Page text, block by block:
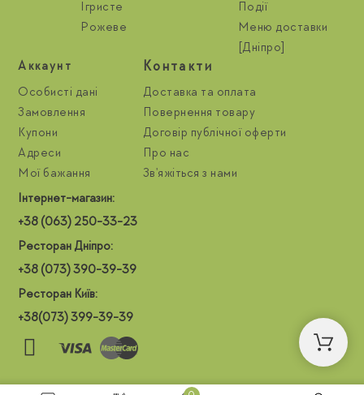
Ігристе
Рожеве
Події
Меню доставки
[Дніпро]
Aккаунт
Особисті дані
Замовлення
Купони
Адреси
Мої бажання
Контакти
Доставка та оплата
Повернення товару
Договір публічної оферти
Про нас
Зв'яжіться з нами
Інтернет-магазин:
+38 (063) 250-33-23
Ресторан Дніпро:
+38 (073) 390-39-39
Ресторан Київ:
+38(073) 399-39-39